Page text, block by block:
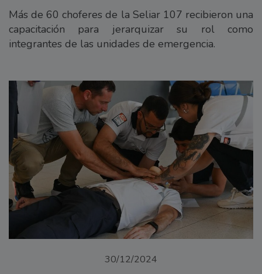
Más de 60 choferes de la Seliar 107 recibieron una
capacitación para jerarquizar su rol como
integrantes de las unidades de emergencia.
30/12/2024